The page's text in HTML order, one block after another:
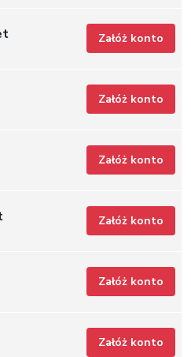
Załóż konto
Załóż konto
Załóż konto
Załóż konto
Załóż konto
Załóż konto